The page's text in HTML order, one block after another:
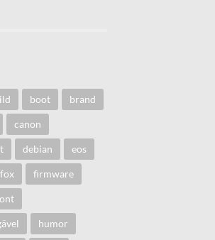
boot brand
canon
debian eos
firmware
humor